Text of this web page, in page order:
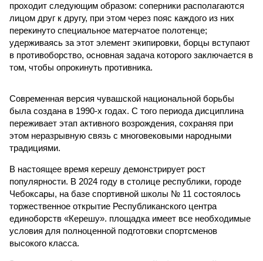
проходит следующим образом: соперники располагаются
лицом друг к другу, при этом через пояс каждого из них
перекинуто специальное матерчатое полотенце;
удерживаясь за этот элемент экипировки, борцы вступают
в противоборство, основная задача которого заключается в
том, чтобы опрокинуть противника.
Современная версия чувашской национальной борьбы
была создана в 1990-х годах. С того периода дисциплина
переживает этап активного возрождения, сохраняя при
этом неразрывную связь с многовековыми народными
традициями.
В настоящее время керешу демонстрирует рост
популярности. В 2024 году в столице республики, городе
Чебоксары, на базе спортивной школы № 11 состоялось
торжественное открытие Республиканского центра
единоборств «Керешу». площадка имеет все необходимые
условия для полноценной подготовки спортсменов
высокого класса.